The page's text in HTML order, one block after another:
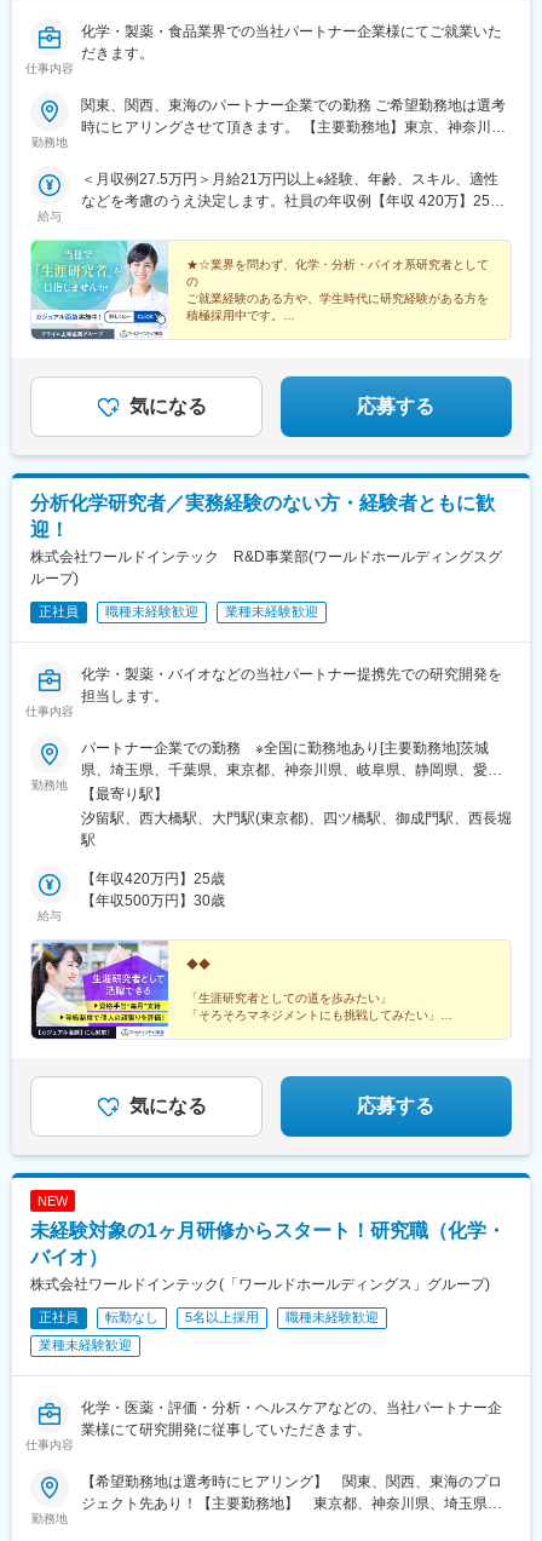
半日程度です。また休日出勤は学会対応や緊急の物流対応などで
月1～2回程度ございます。
脳動脈瘤、脳梗塞、脳動静脈奇形など、さまざまな脳血管の病気
に対するカテーテル治療製品になります。豊富なラインナップを
ます。患者さんの負担の少ない治療を目指しグローバルで使用さ
れている製品です。
■担当エリア：
国内支店（仙台、埼玉、東京、名古屋、大阪、岡山）のいずれか
の配属となります。それぞれ在籍拠点をベースにチームでエリア
を担当しています。
※1チーム4名～8名で構成、配属エリアによっては出張が発生しま
大学病院などの基幹病院を担当いただきます。
担当はエリアごとに異なりますが数件～数十件が多いです。
■仕事の魅力：
脳血管疾患は患者さんの命やQOLに直結し、我々の提供するデバ
支える技術知識を磨きながら、責任とやりがい、成果の実感を得
仕事内容
化学・製薬・食品業界での当社パートナー企業様にてご就業いた
だきます。
勤務地
関東、関西、東海のパートナー企業での勤務 ご希望勤務地は選考
時にヒアリングさせて頂きます。 【主要勤務地】東京、神奈川、
岡、愛知＼NEW！エリア制度導入／全国でスキルを伸ばしたい方
も、好きな場所で研究をしたい方も、ご希望をお聞かせくださ
給与
＜月収例27.5万円＞月給21万円以上※経験、年齢、スキル、適性
などを考慮のうえ決定します。社員の年収例【年収 420万】25歳
収 750万】56歳
★☆業界を問わず、化学・分析・バイオ系研究者として
の
ご就業経験のある方や、学生時代に研究経験がある方を
積極採用中です。
ります。★☆
気になる 応募する
分析化学研究者／実務経験のない方・経験者ともに歓
迎！
株式会社ワールドインテック R&D事業部(ワールドホールディングスグ
ループ)
正社員 職種未経験歓迎 業種未経験歓迎
仕事内容
化学・製薬・バイオなどの当社パートナー提携先での研究開発を
担当します。
勤務地
パートナー企業での勤務 ※全国に勤務地あり[主要勤務地]茨城
県、埼玉県、千葉県、東京都、神奈川県、岐阜県、静岡県、愛知
県、三重県、滋賀県、京都府、大阪府、兵庫県、広島県、福岡県※
勤務地・配属先企業は、十分に話し合った上で、あなたのご経験
やご希望を考慮し決定します。＼NEW！エリア制度導入／全国で
望をお聞かせください！詳細は選考時にご案内いたします。
【最寄り駅】
汐留駅、西大橋駅、大門駅(東京都)、四ツ橋駅、御成門駅、西長堀
駅
給与
【年収420万円】25歳
【年収500万円】30歳
◆◆
「生涯研究者としての道を歩みたい」
「そろそろマネジメントにも挑戦してみたい」
◎カジュアル面談も対応しています。お気軽にご相談く
ださい。
気になる 応募する
NEW
未経験対象の1ヶ月研修からスタート！研究職（化学・
バイオ）
株式会社ワールドインテック(「ワールドホールディングス」グループ)
正社員 転勤なし 5名以上採用
職種未経験歓迎
業種未経験歓迎
仕事内容
化学・医薬・評価・分析・ヘルスケアなどの、当社パートナー企
業様にて研究開発に従事していただきます。
勤務地
【希望勤務地は選考時にヒアリング】 関東、関西、東海のプロ
ジェクト先あり！【主要勤務地】 東京都、神奈川県、埼玉県、